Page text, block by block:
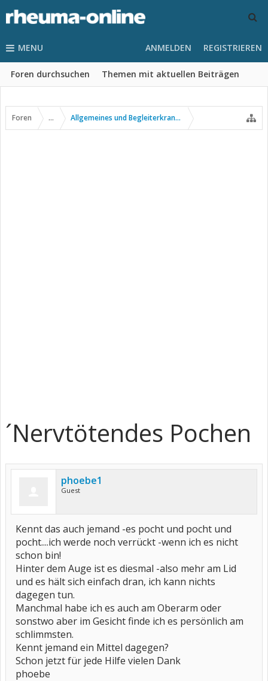
MENU
Foren durchsuchen Themen mit aktuellen Beiträgen
ANMELDEN REGISTRIEREN
Foren ... Allgemeines und Begleiterkrankungen
´Nervtötendes Pochen
phoebe1
Guest
Kennt das auch jemand -es pocht und pocht und
pocht....ich werde noch verrückt -wenn ich es nicht
schon bin!
Hinter dem Auge ist es diesmal -also mehr am Lid
und es hält sich einfach dran, ich kann nichts
dagegen tun.
Manchmal habe ich es auch am Oberarm oder
sonstwo aber im Gesicht finde ich es persönlich am
schlimmsten.
Kennt jemand ein Mittel dagegen?
Schon jetzt für jede Hilfe vielen Dank
phoebe